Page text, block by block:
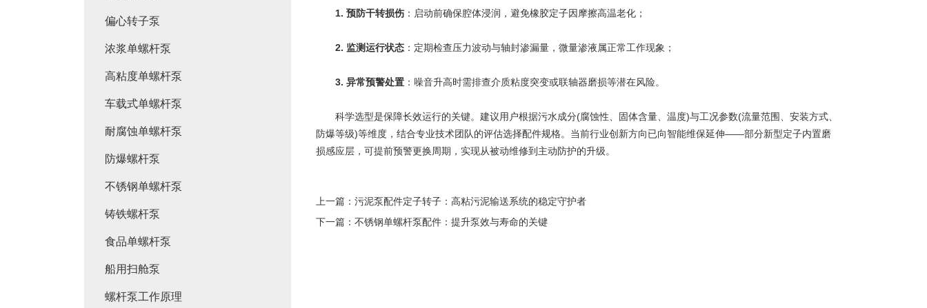
1. 预防干转损伤 ：启动前确保腔体浸润，避免橡胶定子因摩擦高温老化；
2. 监测运行状态 ：定期检查压力波动与轴封渗漏量，微量渗液属正常工作现象；
3. 异常预警处置 ：噪音升高时需排查介质粘度突变或联轴器磨损等潜在风险。
科学选型是保障长效运行的关键。建议用户根据污水成分(腐蚀性、固体含量、温度)与工况参数(流量范围、安装方式、
防爆等级)等维度，结合专业技术团队的评估选择配件规格。当前行业创新方向已向智能维保延伸——部分新型定子内置磨
损感应层，可提前预警更换周期，实现从被动维修到主动防护的升级。
上一篇： 污泥泵配件定子转子：高粘污泥输送系统的稳定守护者
下一篇： 不锈钢单螺杆泵配件：提升泵效与寿命的关键
偏心转子泵
浓浆单螺杆泵
高粘度单螺杆泵
车载式单螺杆泵
耐腐蚀单螺杆泵
防爆螺杆泵
不锈钢单螺杆泵
铸铁螺杆泵
食品单螺杆泵
船用扫舱泵
螺杆泵工作原理